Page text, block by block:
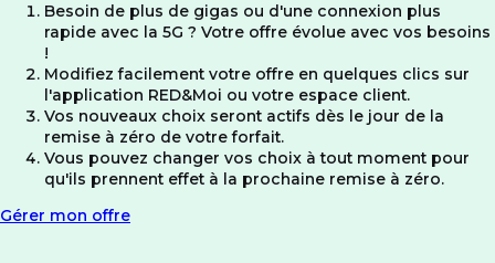
Besoin de plus de gigas ou d'une connexion plus
rapide avec la 5G ? Votre offre évolue avec vos besoins
!
Modifiez facilement votre offre en quelques clics sur
l'application RED&Moi ou votre espace client.
Vos nouveaux choix seront actifs dès le jour de la
remise à zéro de votre forfait.
Vous pouvez changer vos choix à tout moment pour
qu'ils prennent effet à la prochaine remise à zéro.
Gérer mon offre